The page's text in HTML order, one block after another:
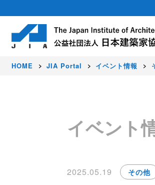
HOME JIA Portal イベント情報
イベント
2025.05.19 その他